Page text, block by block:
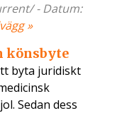
- Datum:
»
könsbyte
byta juridiskt
Sedan dess